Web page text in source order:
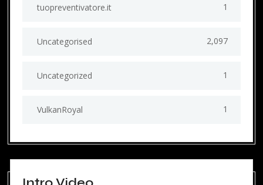
tuopreventivatore.it 1
Uncategorised 2,097
Uncategorized 1
VulkanRoyal 1